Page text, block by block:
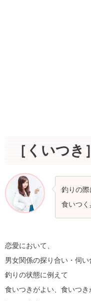
［くいつき
釣りの
食いつく
恋愛において、
男女関係の探り合い・伺い
釣りの状態に例えて
食いつきがよい、食いつき